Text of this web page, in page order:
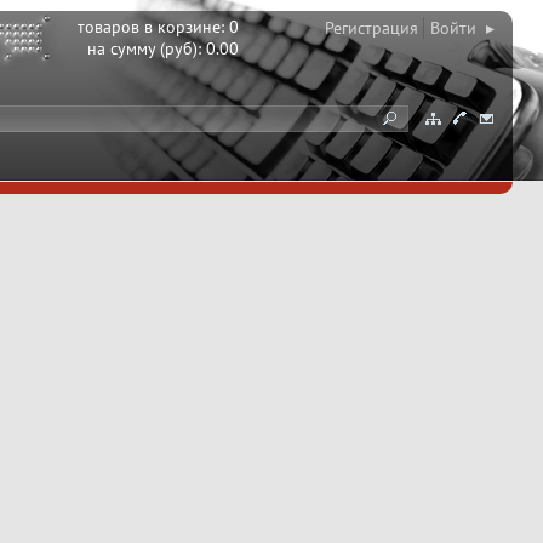
товаров в корзине:0
на сумму (руб):0.00
Регистрация Войти ▸